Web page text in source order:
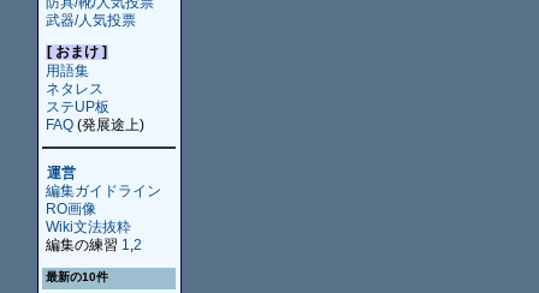
武器/人気投票
[ おまけ ]
用語集
ネタレス
ステUP板
FAQ(発展途上)
運営
編集ガイドライン
RO画像
Wiki文法抜粋
編集の練習 1 2
最新の10件